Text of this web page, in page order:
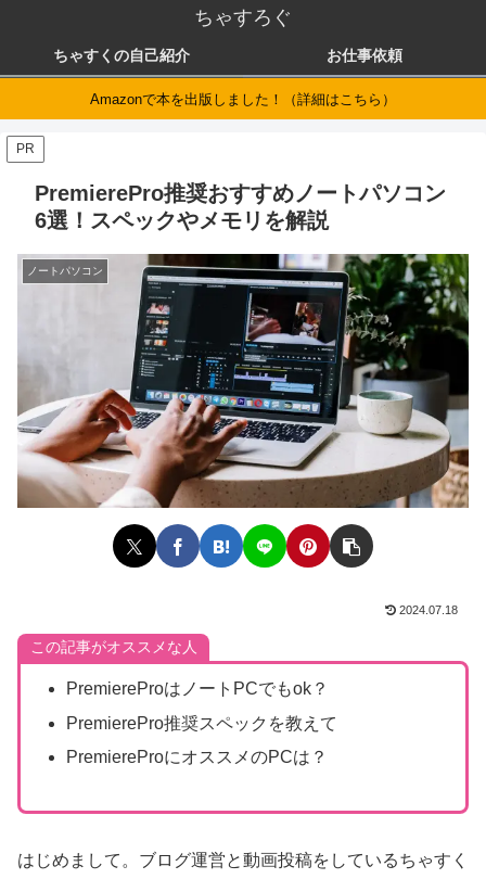
ちゃすろぐ
ちゃすくの自己紹介 お仕事依頼
Amazonで本を出版しました！（詳細はこちら）
PR
PremierePro推奨おすすめノートパソコン
6選！スペックやメモリを解説
ノートパソコン
2024.07.18
この記事がオススメな人
PremiereProはノートPCでもok？
PremierePro推奨スペックを教えて
PremiereProにオススメのPCは？
はじめまして。ブログ運営と動画投稿をしているちゃすく